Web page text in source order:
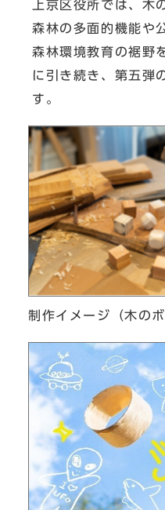
上京区役所では、木
森林の多面的機能や
森林環境教育の裾野
に引き続き、第五弾
す。
制作イメージ（木のボ